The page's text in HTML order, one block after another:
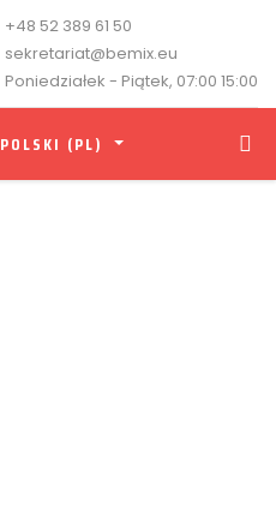
+48 52 389 61 50
sekretariat@bemix.eu
Poniedziałek - Piątek, 07:00 15:00
POLSKI (PL)